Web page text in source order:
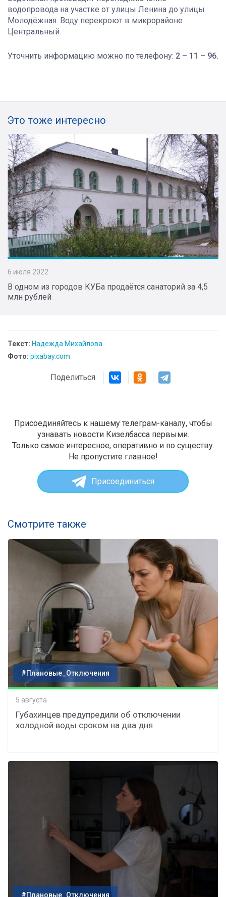
водопровода на участке от улицы Ленина до улицы
Молодёжная. Воду перекроют в микрорайоне
Центральный.
Уточнить информацию можно по телефону: 2 – 11 – 96.
Это тоже интересно
6 июля 2022
В одном из городов КУБа продаётся санаторий за 4,5
млн рублей
Текст: Надежда Михайлова
Фото: pixabay.com
Поделиться
Присоединяйтесь к нашему телеграм-каналу, чтобы
узнавать новости Кизелбасса первыми.
Только самое интересное, оперативно и по существу.
Не пропустите главное!
Присоединиться
Смотрите также
#Плановые_Отключения
5 августа
Губахинцев предупредили об отключении
холодной воды сроком на два дня
#Плановые_Отключения